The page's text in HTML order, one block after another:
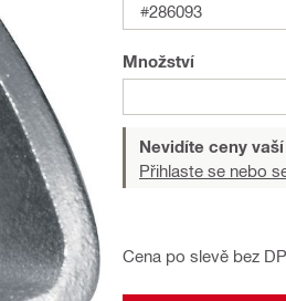
#286093
Množství
Nevidíte ceny
Přihlaste se nebo
Cena po slevě bez